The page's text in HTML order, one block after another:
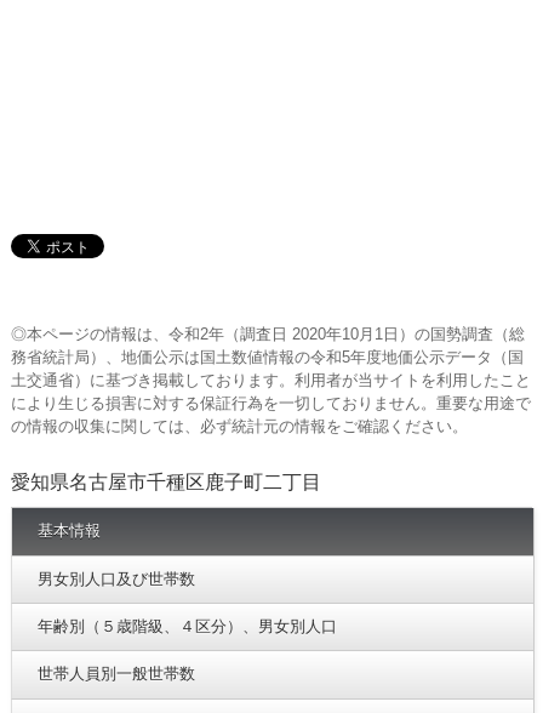
◎本ページの情報は、令和2年（調査日 2020年10月1日）の国勢調査（総
務省統計局）、地価公示は国土数値情報の令和5年度地価公示データ（国
土交通省）に基づき掲載しております。利用者が当サイトを利用したこと
により生じる損害に対する保証行為を一切しておりません。重要な用途で
の情報の収集に関しては、必ず統計元の情報をご確認ください。
愛知県名古屋市千種区鹿子町二丁目
基本情報
男女別人口及び世帯数
年齢別（５歳階級、４区分）、男女別人口
世帯人員別一般世帯数